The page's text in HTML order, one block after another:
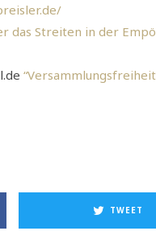
das Streiten in der
TWEET